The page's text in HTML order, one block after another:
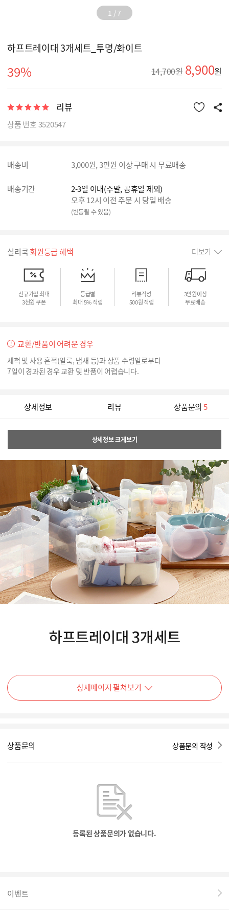
1 /7
하프트레이대 3개세트_투명/화이트
39% 14,700원 8,900원
리뷰
상품 번호 3520547
배송비 3,000원, 3만원 이상 구매 시 무료배송
배송기간
2-3일 이내(주말, 공휴일 제외)
오후 12시 이전 주문 시 당일 배송
(변동될 수 있음)
실리쿡회원등급 혜택 더보기
신규가입 최대
3천원 쿠폰
등급별
최대 5% 적립
리뷰작성
500원 적립
3만원이상
무료배송
교환/반품이 어려운 경우
세척 및 사용 흔적(얼룩, 냄새 등)과 상품 수령일로부터
7일이 경과된 경우 교환 및 반품이 어렵습니다.
상세정보 리뷰 상품문의 5
상세정보 크게보기
상세페이지 펼쳐보기
상품문의 상품문의 작성
등록된 상품문의가 없습니다.
이벤트